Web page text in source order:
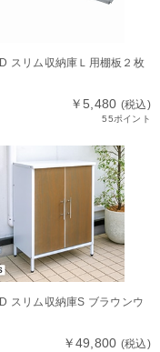
スリム収納庫Ｌ用棚板２枚
￥5,480 (税込)
55ポイント
スリム収納庫S ブラウンウ
￥49,800 (税込)